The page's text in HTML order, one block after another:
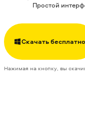
Простой
Скачать бесплатно
Нажимая на кнопку, вы